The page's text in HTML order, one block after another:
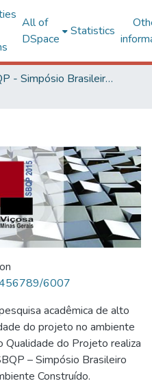
All of
DSpace
Statistics
SBQP - Simpósio Brasileiro de Qualidade do Projeto no Ambiente Construído
6007
acadêmica de alto
do projeto no ambiente
Qualidade do Projeto realiza
– Simpósio Brasileiro
Construído.